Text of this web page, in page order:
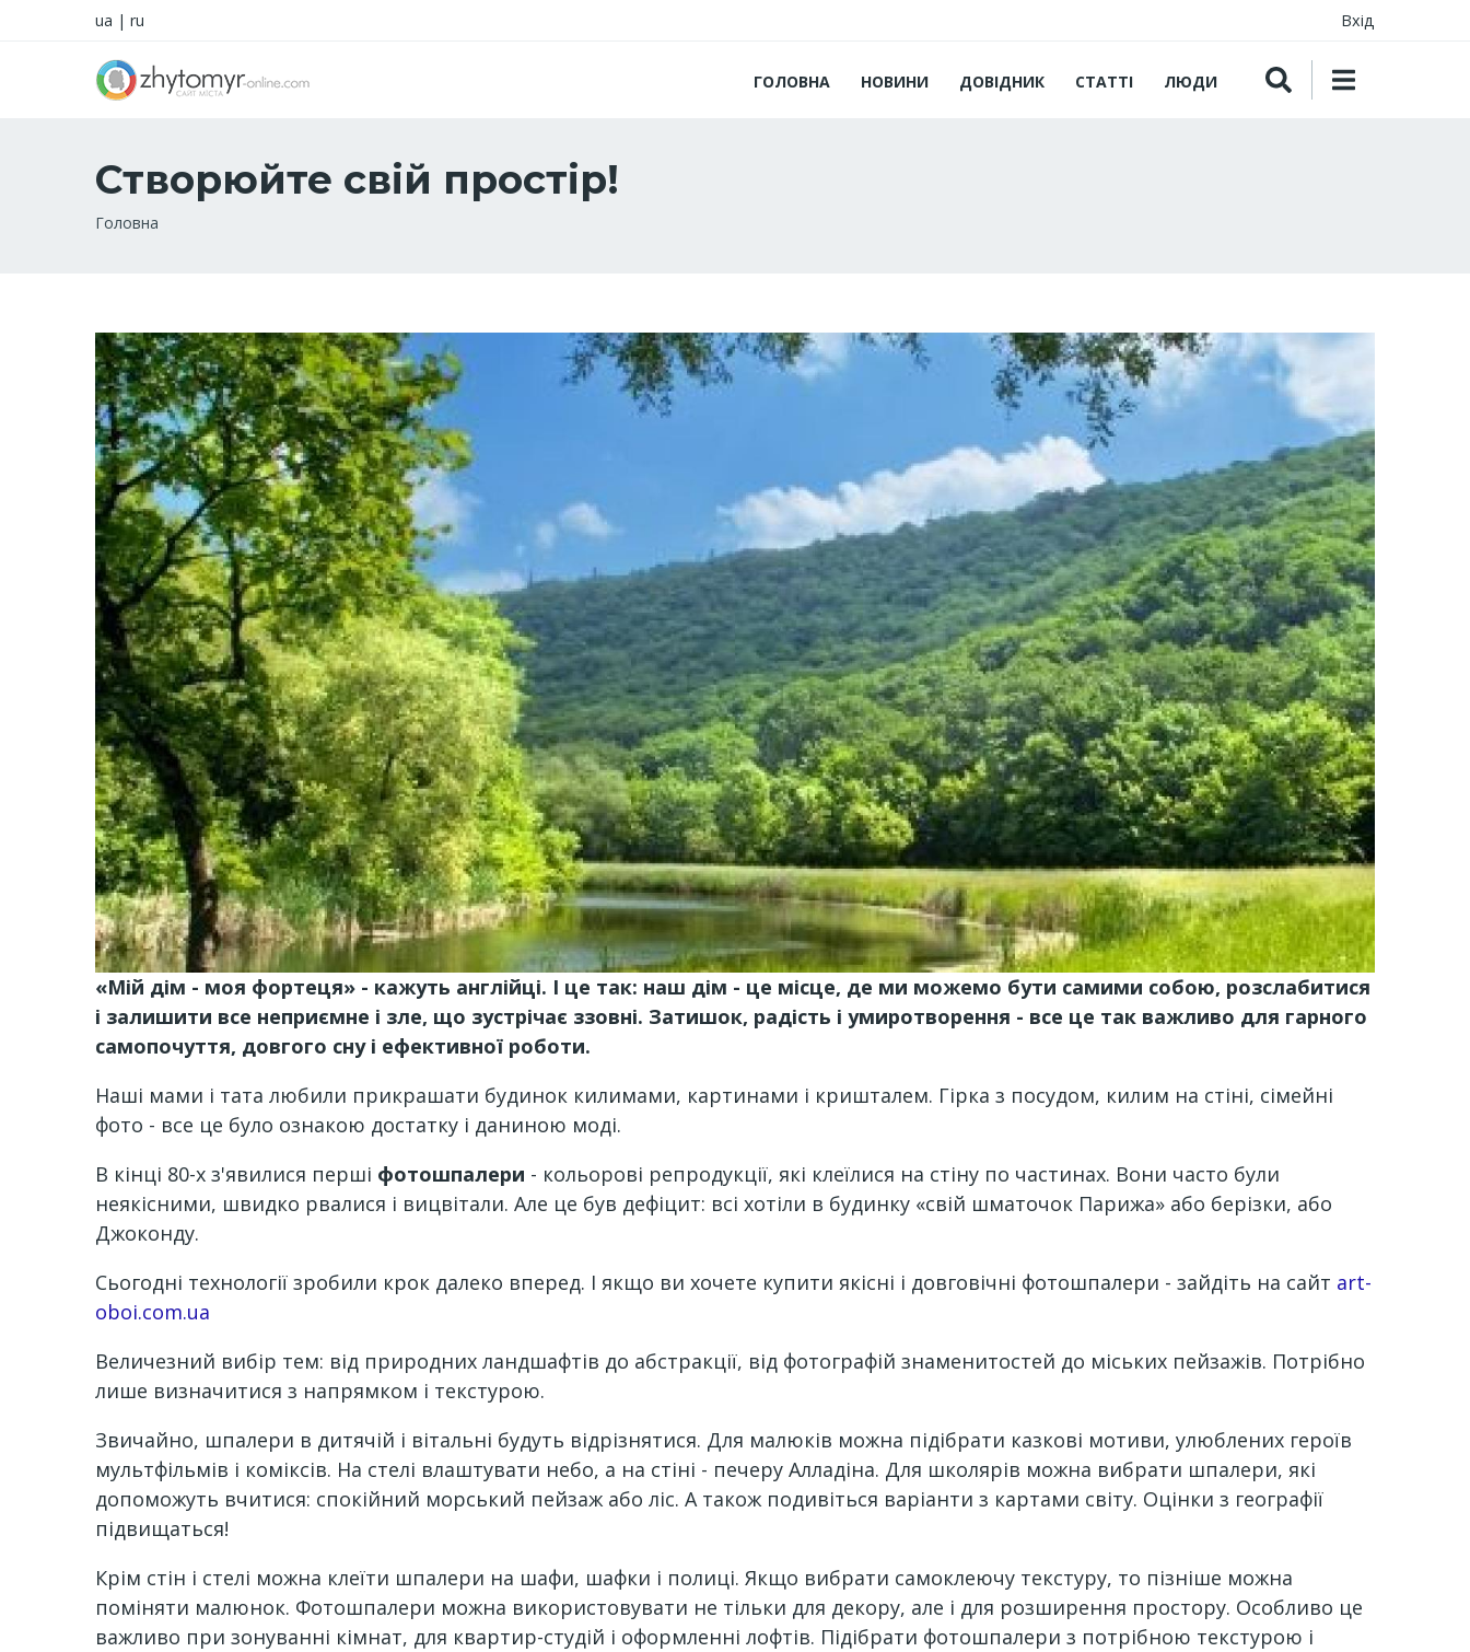
ua | ru Вхід
ГОЛОВНА НОВИНИ ДОВІДНИК СТАТТІ ЛЮДИ
Створюйте свій простір!
Рядок
Головна
«Мій дім - моя фортеця» - кажуть англійці. І це так: наш дім - це місце, де ми можемо бути самими собою, розслабитися
і залишити все неприємне і зле, що зустрічає ззовні. Затишок, радість і умиротворення - все це так важливо для гарного
самопочуття, довгого сну і ефективної роботи.
Наші мами і тата любили прикрашати будинок килимами, картинами і кришталем. Гірка з посудом, килим на стіні, сімейні
фото - все це було ознакою достатку і даниною моді.
В кінці 80-х з'явилися перші фотошпалери - кольорові репродукції, які клеїлися на стіну по частинах. Вони часто були
неякісними, швидко рвалися і вицвітали. Але це був дефіцит: всі хотіли в будинку «свій шматочок Парижа» або берізки, або
Джоконду.
Сьогодні технології зробили крок далеко вперед. І якщо ви хочете купити якісні і довговічні фотошпалери - зайдіть на сайт art-
oboi.com.ua
Величезний вибір тем: від природних ландшафтів до абстракції, від фотографій знаменитостей до міських пейзажів. Потрібно
лише визначитися з напрямком і текстурою.
Звичайно, шпалери в дитячій і вітальні будуть відрізнятися. Для малюків можна підібрати казкові мотиви, улюблених героїв
мультфільмів і коміксів. На стелі влаштувати небо, а на стіні - печеру Алладіна. Для школярів можна вибрати шпалери, які
допоможуть вчитися: спокійний морський пейзаж або ліс. А також подивіться варіанти з картами світу. Оцінки з географії
підвищаться!
Крім стін і стелі можна клеїти шпалери на шафи, шафки і полиці. Якщо вибрати самоклеючу текстуру, то пізніше можна
поміняти малюнок. Фотошпалери можна використовувати не тільки для декору, але і для розширення простору. Особливо це
важливо при зонуванні кімнат, для квартир-студій і оформленні лофтів. Підібрати фотошпалери з потрібною текстурою і